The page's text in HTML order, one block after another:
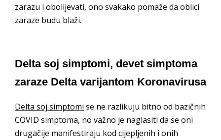
zarazu i obolijevati, ono svakako pomaže da oblici
zaraze budu blaži.
Delta soj simptomi, devet simptoma
zaraze Delta varijantom Koronavirusa
Delta soj simptomi se ne razlikuju bitno od bazičnih
COVID simptoma, no važno je naglasiti da se oni
drugačije manifestiraju kod cijepljenih i onih